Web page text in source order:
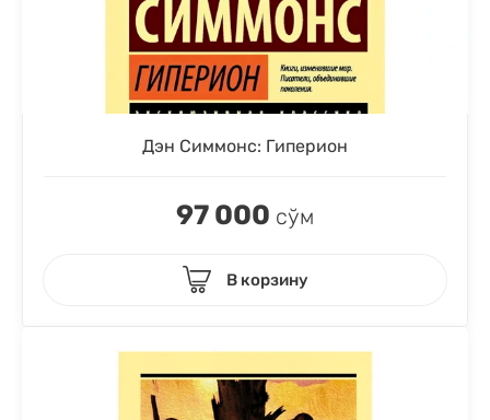
Дэн Симмонс: Гиперион
97 000 сўм
В корзину